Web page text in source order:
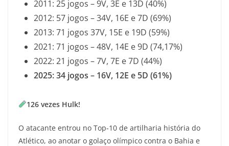
2011: 25 jogos – 9V, 3E e 13D (40%)
2012: 57 jogos – 34V, 16E e 7D (69%)
2013: 71 jogos 37V, 15E e 19D (59%)
2021: 71 jogos – 48V, 14E e 9D (74,17%)
2022: 21 jogos – 7V, 7E e 7D (44%)
2025: 34 jogos – 16V, 12E e 5D (61%)
126 vezes Hulk!
O atacante entrou no Top-10 de artilharia história do
Atlético, ao anotar o golaço olímpico contra o Bahia e